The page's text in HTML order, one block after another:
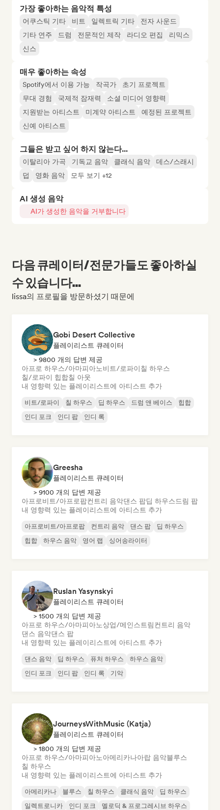
가장 좋아하는 음악적 특성
어쿠스틱 기타 비트 일렉트릭 기타
전자 사운드
기타 연주
드럼 전문적인 제작 라디오 편집
리믹스
신스
매우 좋아하는 속성
Spotify에서 이용 가능 작곡가
초기 프로젝트
무대 경험
국제적 잠재력
소셜 미디어 영향력
지원받는 아티스트
미계약 아티스트
예정된 프로젝트
신예 아티스트
그들은 받고 싶어 하지 않는다...
이탈리아 가곡 기독교 음악 클래식 음악
데스/스래시
덥
영화 음악 모두 보기 +12
AI 생성 음악
AI가 생성한 음악을 거부합니다
다음 큐레이터/전문가들도 좋아하실
수 있습니다...
lissa의 프로필을 방문하셨기 때문에
Gobi Desert Collective
플레이리스트 큐레이터
> 9800 개의 답변 제공
아프로 하우스/아마피아노비트/로파이칠 하우스
칠/로파이 힙합칠 아웃
내 영향력 있는 플레이리스트에 아티스트 추가
비트/로파이 칠 하우스 딥 하우스 드럼 앤 베이스
힙합
인디 포크
인디 팝 인디 록
Greesha
플레이리스트 큐레이터
> 9100 개의 답변 제공
아프로비트/아프로팝컨트리 음악댄스 팝딥 하우스드림 팝
내 영향력 있는 플레이리스트에 아티스트 추가
아프로비트/아프로팝 컨트리 음악 댄스 팝
딥 하우스
힙합
하우스 음악 영어 랩 싱어송라이터
Ruslan Yasynskyi
플레이리스트 큐레이터
> 1500 개의 답변 제공
아프로 하우스/아마피아노상업/메인스트림컨트리 음악
댄스 음악댄스 팝
내 영향력 있는 플레이리스트에 아티스트 추가
댄스 음악 딥 하우스 퓨처 하우스
하우스 음악
인디 포크
인디 팝 인디 록 기악
JourneysWithMusic (Katja)
플레이리스트 큐레이터
> 1800 개의 답변 제공
아프로 하우스/아마피아노아메리카나아랍 음악블루스
칠 하우스
내 영향력 있는 플레이리스트에 아티스트 추가
아메리카나 블루스 칠 하우스 클래식 음악
딥 하우스
일렉트로니카
인디 포크 멜로딕 & 프로그레시브 하우스